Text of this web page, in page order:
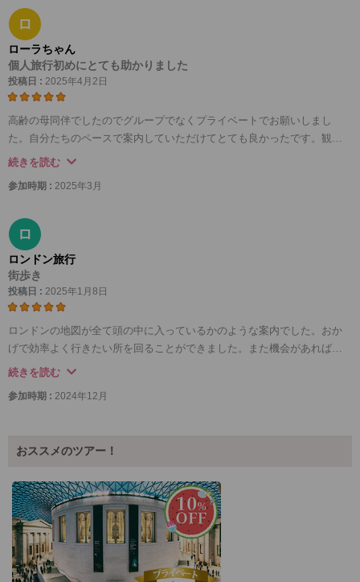
ロ
ローラちゃん
個人旅行初めにとても助かりました
投稿日 : 2025年4月2日
高齢の母同伴でしたのでグループでなくプライベートでお願いしまし
た。自分たちのペースで案内していただけてとても良かったです。観光
地を効率よく回ってもらえて、また電車やバス、タクシーの乗り方、買
きました。ベテランで気さくなアシスタントさんでしたしとても感謝で
た。
続きを読む
参加時期 : 2025年3月
ロ
ロンドン旅行
街歩き
投稿日 : 2025年1月8日
ロンドンの地図が全て頭の中に入っているかのような案内でした。おか
げで効率よく行きたい所を回ることができました。また機会があればお
願いしたいと思います。ありがとうございました。
続きを読む
参加時期 : 2024年12月
おススメのツアー！